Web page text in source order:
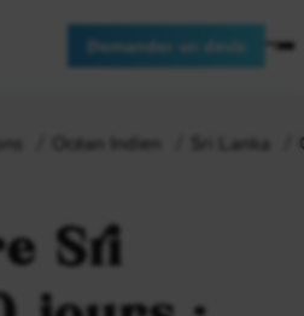
Demander un devis
Océan Indien Sri Lanka
Sri